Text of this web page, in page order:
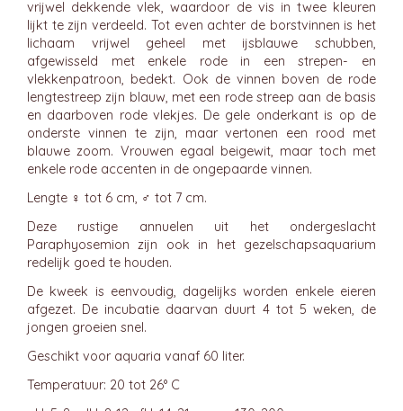
vrijwel dekkende vlek, waardoor de vis in twee kleuren
lijkt te zijn verdeeld. Tot even achter de borstvinnen is het
lichaam vrijwel geheel met ijsblauwe schubben,
afgewisseld met enkele rode in een strepen- en
vlekkenpatroon, bedekt. Ook de vinnen boven de rode
lengtestreep zijn blauw, met een rode streep aan de basis
en daarboven rode vlekjes. De gele onderkant is op de
onderste vinnen te zijn, maar vertonen een rood met
blauwe zoom. Vrouwen egaal beigewit, maar toch met
enkele rode accenten in de ongepaarde vinnen.
Lengte ♀ tot 6 cm, ♂ tot 7 cm.
Deze rustige annuelen uit het ondergeslacht
Paraphyosemion zijn ook in het gezelschapsaquarium
redelijk goed te houden.
De kweek is eenvoudig, dagelijks worden enkele eieren
afgezet. De incubatie daarvan duurt 4 tot 5 weken, de
jongen groeien snel.
Geschikt voor aquaria vanaf 60 liter.
Temperatuur: 20 tot 26° C